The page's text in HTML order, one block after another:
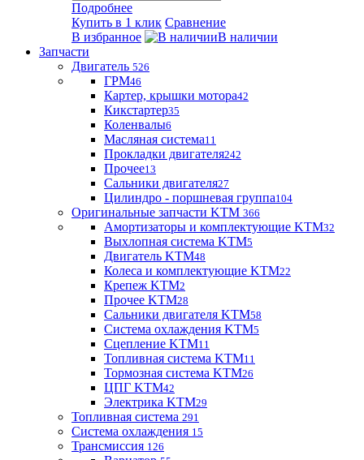
Подробнее
Купить в 1 клик Сравнение
В избранное
В наличии
Запчасти
Двигатель 526
ГРМ46
Картер, крышки мотора42
Кикстартер35
Коленвалы6
Масляная система11
Прокладки двигателя242
Прочее13
Сальники двигателя27
Цилиндро - поршневая группа104
Оригинальные запчасти KTM 366
Амортизаторы и комплектующие KTM32
Выхлопная система KTM5
Двигатель KTM48
Колеса и комплектующие KTM22
Крепеж KTM2
Прочее KTM28
Сальники двигателя KTM58
Система охлаждения KTM5
Сцепление KTM11
Топливная система KTM11
Тормозная система KTM26
ЦПГ KTM42
Электрика KTM29
Топливная система 291
Система охлаждения 15
Трансмиссия 126